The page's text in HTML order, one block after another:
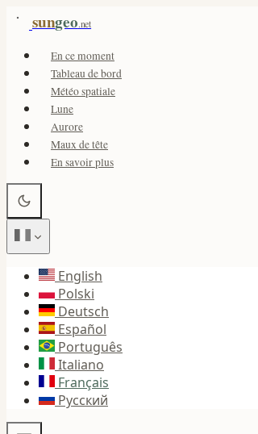
sungeo.net
En ce moment
Tableau de bord
Météo spatiale
Lune
Aurore
Maux de tête
En savoir plus
English
Polski
Deutsch
Español
Português
Italiano
Français
Русский